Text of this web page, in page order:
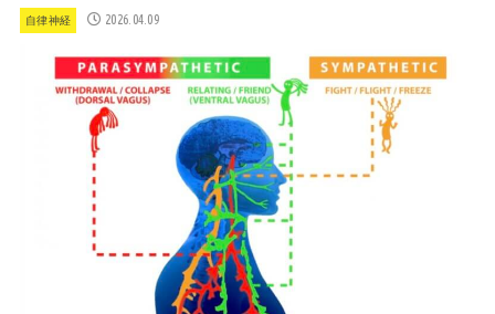
自律神経 2026.04.09